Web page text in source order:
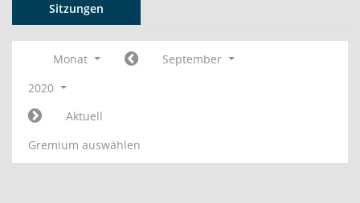
Sitzungen
Monat
September
2020
Aktuell
Gremium auswählen